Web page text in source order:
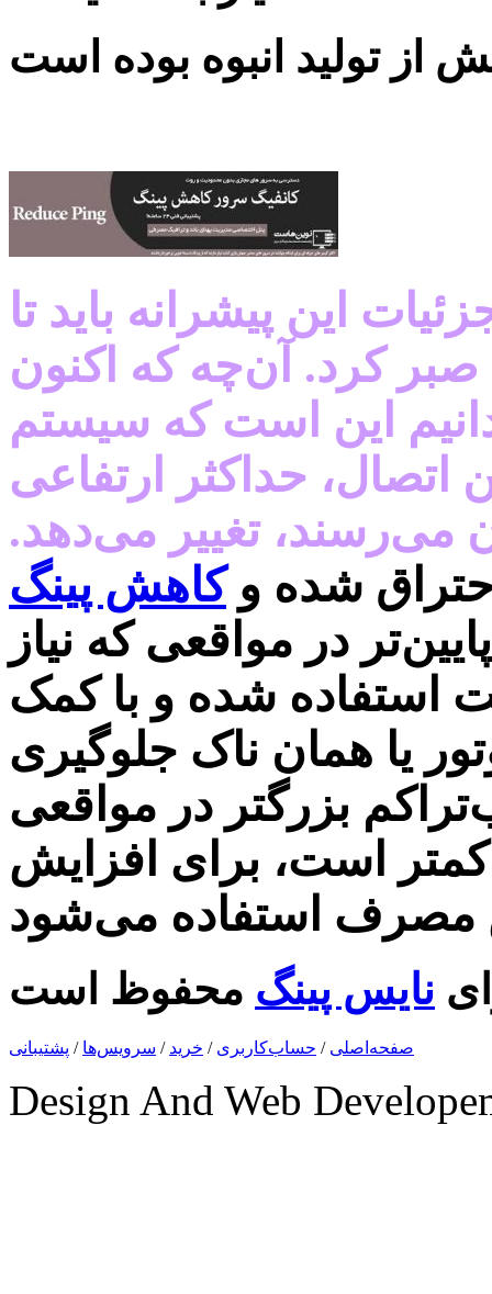
این پیشرانه باید تا
کرد. آن‌چه که اکنون
این است که سیستم
اتصال، حداکثر ارتفاعی
می‌رسند، تغییر می‌دهد.
شده وکاهش پینگ
در مواقعی که نیاز
استفاده شده و با کمک
یا همان ناک جلوگیری
بزرگتر در مواقعی
کمتر است،‌ برای افزایش
نایس پینگ
صفحه‌اصلی / حساب‌کاربری / خرید / سرویس‌ها / پشتیبانی
Design And Web